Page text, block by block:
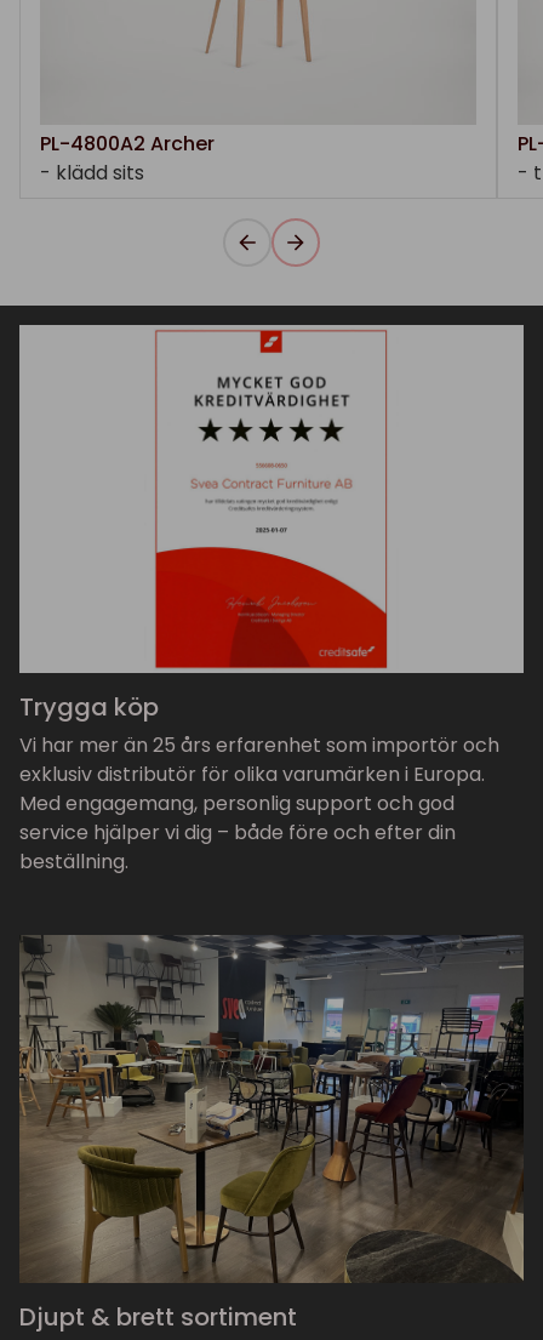
PL-4800A2 Archer
- klädd sits
-
Trygga köp
Vi har mer än 25 års erfarenhet som importör och
exklusiv distributör för olika varumärken i Europa.
Med engagemang, personlig support och god
service hjälper vi dig – både före och efter din
beställning.
Djupt & brett sortiment